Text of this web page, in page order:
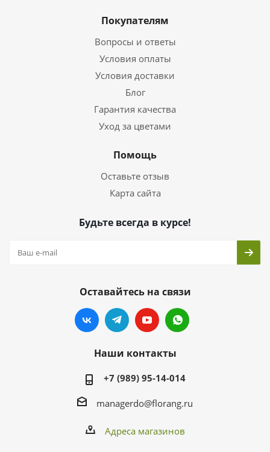
Покупателям
Вопросы и ответы
Условия оплаты
Условия доставки
Блог
Гарантия качества
Уход за цветами
Помощь
Оставьте отзыв
Карта сайта
Будьте всегда в курсе!
Оставайтесь на связи
Наши контакты
+7 (989) 95-14-014
managerdo@florang.ru
Адреса магазинов